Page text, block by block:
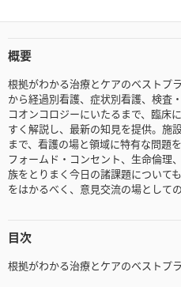
概要
根拠がわかる治療とケアのベストプ
から経過別看護、症状別看護、検査
コオンコロジーにいたるまで、臨床
すく解説し、最新の知見を提供。施
まで、看護の場と領域に特有な問題
フォームド・コンセント、生命倫理
族をとりまく今日の諸課題について
をはかるべく、意見交流の場として
目次
根拠がわかる治療とケアのベストプ